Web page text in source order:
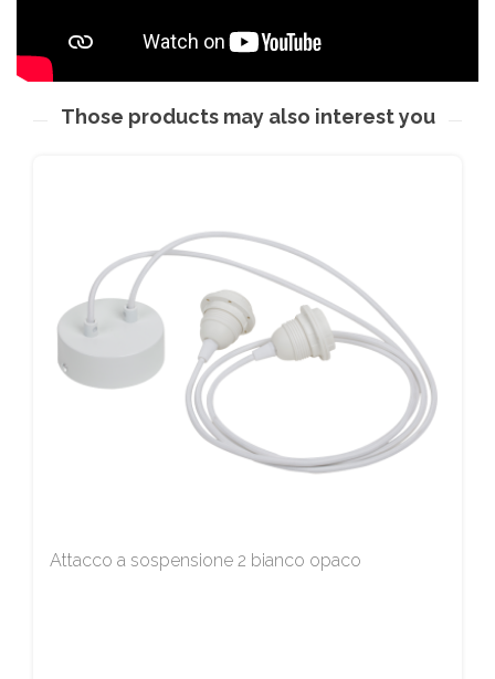
Those products may also interest you
Attacco a sospensione 2 bianco opaco